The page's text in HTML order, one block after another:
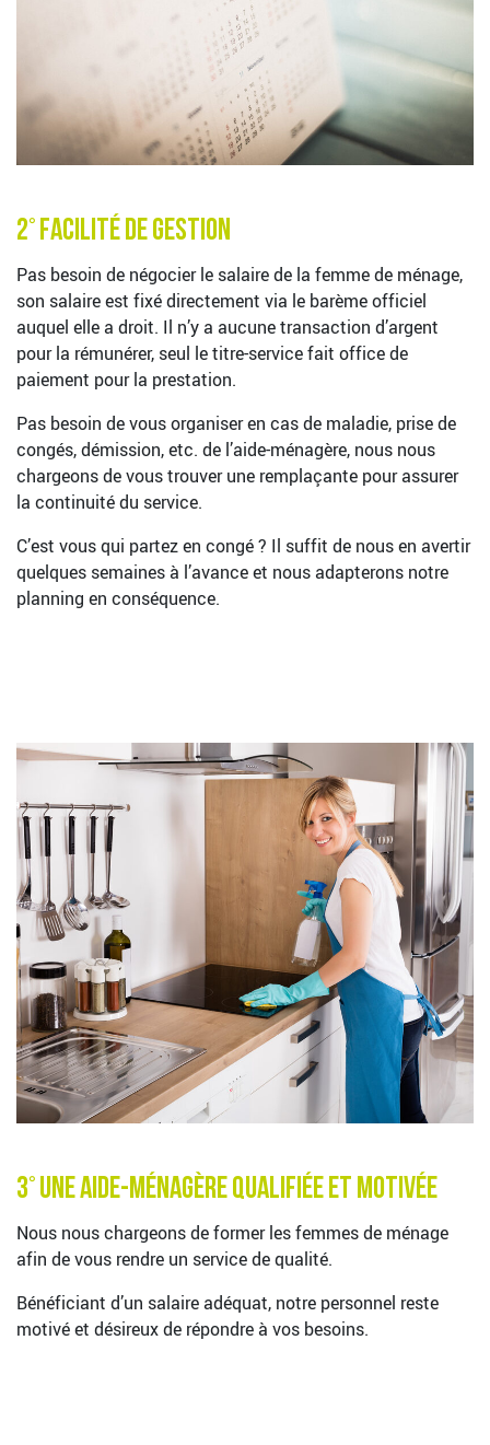
2° Facilité de Gestion
Pas besoin de négocier le salaire de la femme de ménage,
son salaire est fixé directement via le barème officiel
auquel elle a droit. Il n’y a aucune transaction d’argent
pour la rémunérer, seul le titre-service fait office de
paiement pour la prestation.
Pas besoin de vous organiser en cas de maladie, prise de
congés, démission, etc. de l’aide-ménagère, nous nous
chargeons de vous trouver une remplaçante pour assurer
la continuité du service.
C’est vous qui partez en congé ? Il suffit de nous en avertir
quelques semaines à l’avance et nous adapterons notre
planning en conséquence.
3° Une aide-ménagère qualifiée et motivée
Nous nous chargeons de former les femmes de ménage
afin de vous rendre un service de qualité.
Bénéficiant d’un salaire adéquat, notre personnel reste
motivé et désireux de répondre à vos besoins.